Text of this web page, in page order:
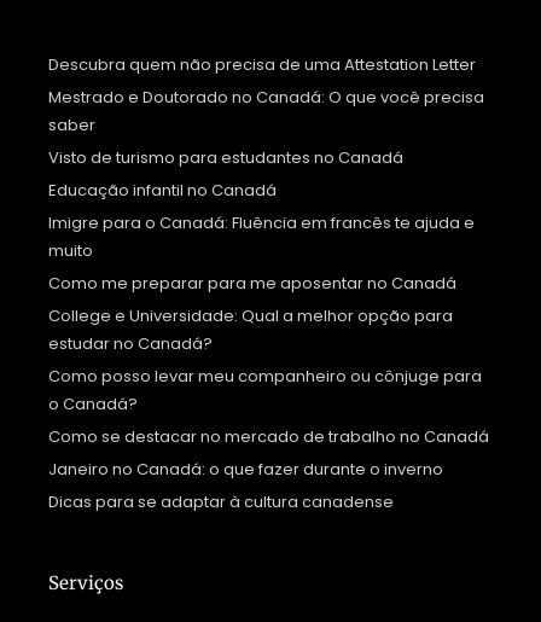
Descubra quem não precisa de uma Attestation Letter
Mestrado e Doutorado no Canadá: O que você precisa
saber
Visto de turismo para estudantes no Canadá
Educação infantil no Canadá
Imigre para o Canadá: Fluência em francês te ajuda e
muito
Como me preparar para me aposentar no Canadá
College e Universidade: Qual a melhor opção para
estudar no Canadá?
Como posso levar meu companheiro ou cônjuge para
o Canadá?
Como se destacar no mercado de trabalho no Canadá
Janeiro no Canadá: o que fazer durante o inverno
Dicas para se adaptar à cultura canadense
Serviços